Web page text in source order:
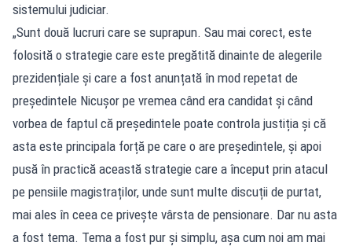
sistemului judiciar.
„Sunt două lucruri care se suprapun. Sau mai corect, este
folosită o strategie care este pregătită dinainte de alegerile
prezidențiale și care a fost anunțată în mod repetat de
președintele Nicușor pe vremea când era candidat și când
vorbea de faptul că președintele poate controla justiția și că
asta este principala forță pe care o are președintele, și apoi
pusă în practică această strategie care a început prin atacul
pe pensiile magistraților, unde sunt multe discuții de purtat,
mai ales în ceea ce privește vârsta de pensionare. Dar nu asta
a fost tema. Tema a fost pur și simplu, așa cum noi am mai